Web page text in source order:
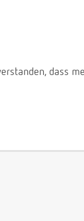
dass